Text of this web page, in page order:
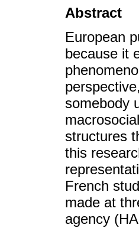
Abstract
European
because it
somebody
structures
this
French
made at
agency